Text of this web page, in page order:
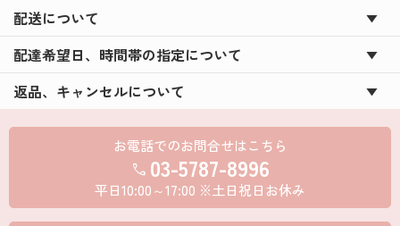
配送について
配達希望日、時間帯の指定について
返品、キャンセルについて
お電話でのお問合せはこちら
call 03-5787-8996
平日10:00～17:00 ※土日祝日お休み